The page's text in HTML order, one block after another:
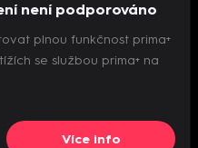
přehrávač
není podporováno
plnou funkčnost prima+
se službou prima+ na
Více info